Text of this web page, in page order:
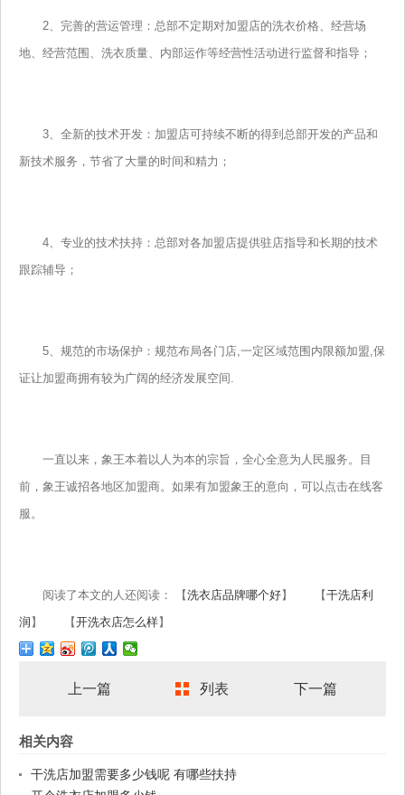
2、完善的营运管理：总部不定期对加盟店的洗衣价格、经营场
地、经营范围、洗衣质量、内部运作等经营性活动进行监督和指导；
3、全新的技术开发：加盟店可持续不断的得到总部开发的产品和
新技术服务，节省了大量的时间和精力；
4、专业的技术扶持：总部对各加盟店提供驻店指导和长期的技术
跟踪辅导；
5、规范的市场保护：规范布局各门店,一定区域范围内限额加盟,保
证让加盟商拥有较为广阔的经济发展空间.
一直以来，象王本着以人为本的宗旨，全心全意为人民服务。目
前，象王诚招各地区加盟商。如果有加盟象王的意向，可以点击在线客
服。
阅读了本文的人还阅读： 【洗衣店品牌哪个好】 【干洗店利
润 】 【开洗衣店怎么样】
上一篇 列表 下一篇
相关内容
干洗店加盟需要多少钱呢 有哪些扶持